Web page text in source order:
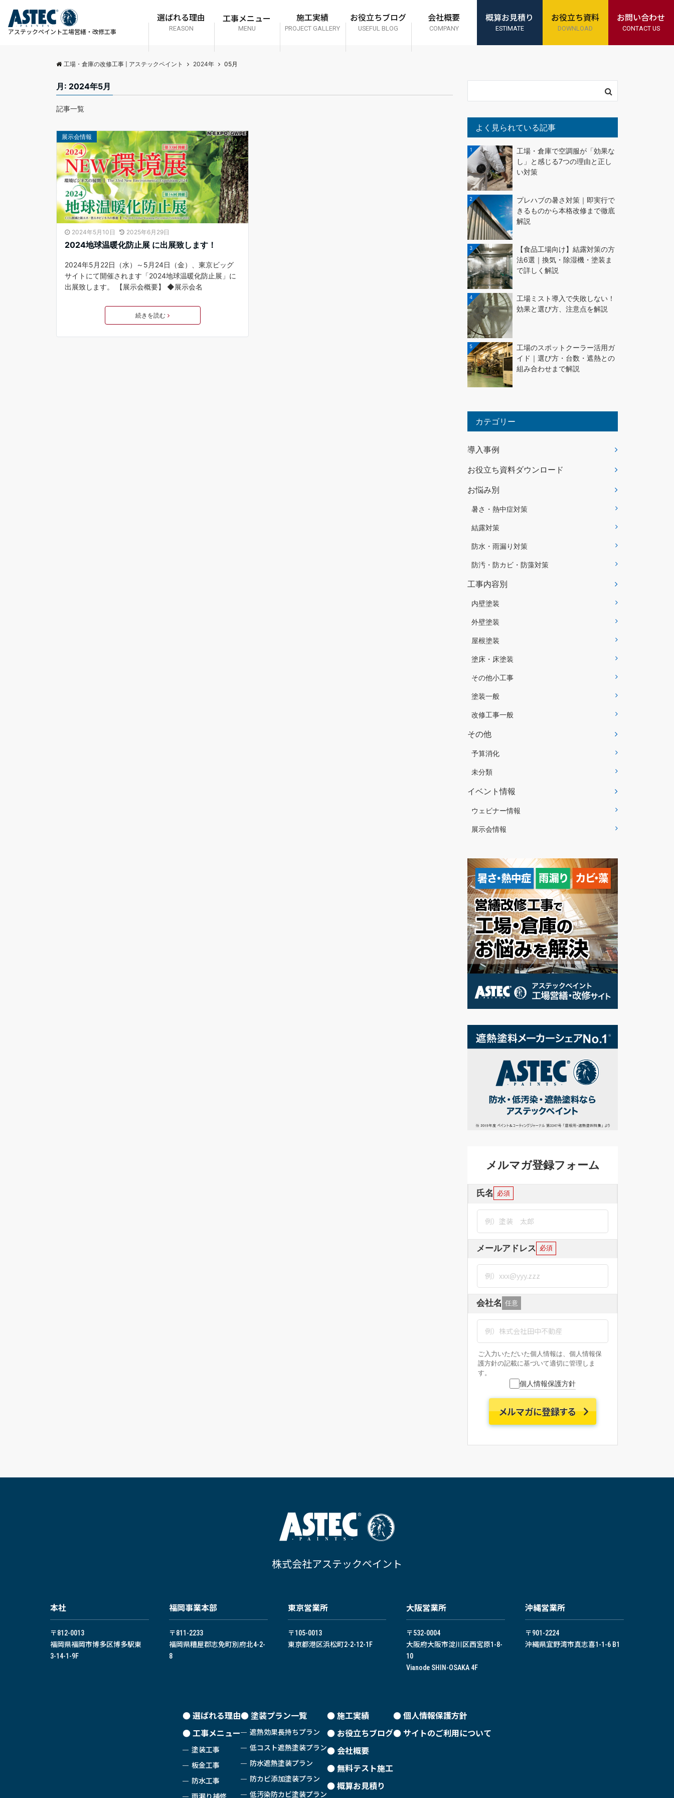
アステックペイント工場営繕・改修工事
選ばれる理由
REASON
工事メニュー
MENU
施工実績
PROJECT GALLERY
お役立ちブログ
USEFUL BLOG
会社概要
COMPANY
概算お見積り
ESTIMATE
お役立ち資料
DOWNLOAD
お問い合わせ
CONTACT US
工場・倉庫の改修工事 | アステックペイント 2024年 05月
月: 2024年5月
記事一覧
展示会情報
2024年5月10日 2025年6月29日
2024地球温暖化防止展 に出展致します！
2024年5月22日（水）～5月24日（金）、東京ビッグ
サイトにて開催されます「2024地球温暖化防止展」に
出展致します。 【展示会概要】 ◆展示会名
続きを読む
よく見られている記事
1
工場・倉庫で空調服が「効果な
し」と感じる7つの理由と正し
い対策
2
プレハブの暑さ対策｜即実行で
きるものから本格改修まで徹底
解説
3
【食品工場向け】結露対策の方
法6選｜換気・除湿機・塗装ま
で詳しく解説
4
工場ミスト導入で失敗しない！
効果と選び方、注意点を解説
5
工場のスポットクーラー活用ガ
イド｜選び方・台数・遮熱との
組み合わせまで解説
カテゴリー
導入事例
お役立ち資料ダウンロード
お悩み別
暑さ・熱中症対策
結露対策
防水・雨漏り対策
防汚・防カビ・防藻対策
工事内容別
内壁塗装
外壁塗装
屋根塗装
塗床・床塗装
その他小工事
塗装一般
改修工事一般
その他
予算消化
未分類
イベント情報
ウェビナー情報
展示会情報
メルマガ登録フォーム
氏名 必須
メールアドレス 必須
会社名 任意
ご入力いただいた個人情報は、個人情報保
護方針の記載に基づいて適切に管理しま
す。
個人情報保護方針
株式会社アステックペイント
本社
〒812-0013
福岡県福岡市博多区博多駅東
3-14-1-9F
福岡事業本部
〒811-2233
福岡県糟屋郡志免町別府北4-2-
8
東京営業所
〒105-0013
東京都港区浜松町2-2-12-1F
⼤阪営業所
〒532-0004
大阪府大阪市淀川区西宮原1-8-
10
Vianode SHIN-OSAKA 4F
沖縄営業所
〒901-2224
沖縄県宜野湾市真志喜1-1-6 B1
選ばれる理由
工事メニュー
塗装工事
板金工事
防水工事
塗装プラン一覧
遮熱効果長持ちプラン
低コスト遮熱塗装プラン
防水遮熱塗装プラン
防カビ添加塗装プラン
低汚染防カビ塗装プラン
施工実績
お役立ちブログ
会社概要
無料テスト施工
概算お見積り
個人情報保護方針
サイトのご利用について